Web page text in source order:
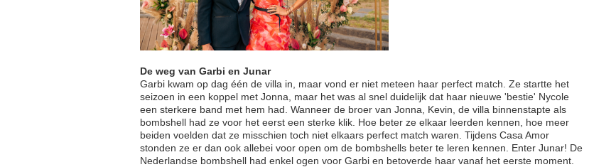
De weg van Garbi en Junar
Garbi kwam op dag één de villa in, maar vond er niet meteen haar perfect match. Ze startte het
seizoen in een koppel met Jonna, maar het was al snel duidelijk dat haar nieuwe 'bestie' Nycole
een sterkere band met hem had. Wanneer de broer van Jonna, Kevin, de villa binnenstapte als
bombshell had ze voor het eerst een sterke klik. Hoe beter ze elkaar leerden kennen, hoe meer
beiden voelden dat ze misschien toch niet elkaars perfect match waren. Tijdens Casa Amor
stonden ze er dan ook allebei voor open om de bombshells beter te leren kennen. Enter Junar! De
Nederlandse bombshell had enkel ogen voor Garbi en betoverde haar vanaf het eerste moment.